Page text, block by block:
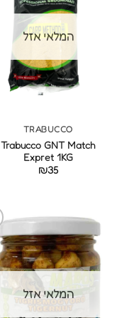
המלאי אזל
TRABUCCO
Trabucco GNT Match
Expret 1KG
₪35
המלאי אזל